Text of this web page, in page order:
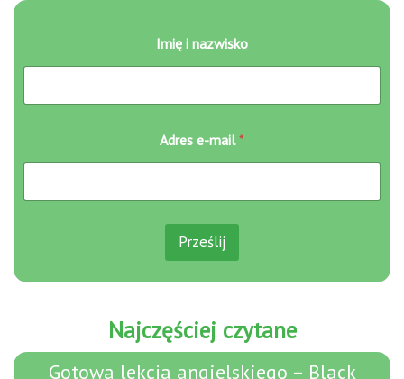
m
i
Imię i nazwisko
Adres e-mail*
Prześlij
Najczęściej czytane
Gotowa lekcja angielskiego – Black